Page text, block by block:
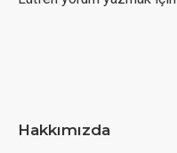
Hakkımızda